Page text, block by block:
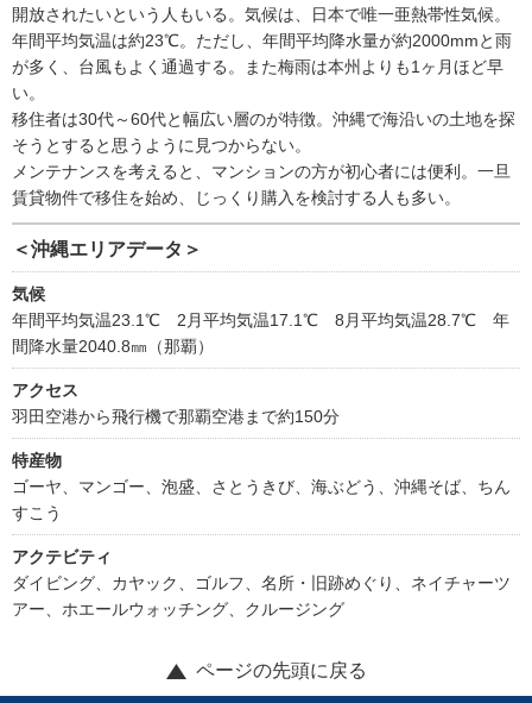
開放されたいという人もいる。気候は、日本で唯一亜熱帯性気候。
年間平均気温は約23℃。ただし、年間平均降水量が約2000mmと雨
が多く、台風もよく通過する。また梅雨は本州よりも1ヶ月ほど早
い。
移住者は30代～60代と幅広い層のが特徴。沖縄で海沿いの土地を探
そうとすると思うように見つからない。
メンテナンスを考えると、マンションの方が初心者には便利。一旦
賃貸物件で移住を始め、じっくり購入を検討する人も多い。
＜沖縄エリアデータ＞
気候
年間平均気温23.1℃ 2月平均気温17.1℃ 8月平均気温28.7℃ 年
間降水量2040.8㎜（那覇）
アクセス
羽田空港から飛行機で那覇空港まで約150分
特産物
ゴーヤ、マンゴー、泡盛、さとうきび、海ぶどう、沖縄そば、ちん
すこう
アクテビティ
ダイビング、カヤック、ゴルフ、名所・旧跡めぐり、ネイチャーツ
アー、ホエールウォッチング、クルージング
ページの先頭に戻る